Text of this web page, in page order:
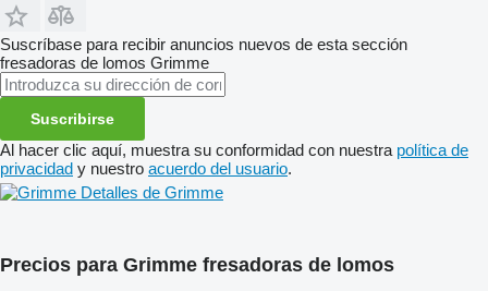
Suscríbase para recibir anuncios nuevos de esta sección
fresadoras de lomos Grimme
Suscribirse
Al hacer clic aquí, muestra su conformidad con nuestra política de
privacidad y nuestro acuerdo del usuario.
Detalles de Grimme
Precios para Grimme fresadoras de lomos